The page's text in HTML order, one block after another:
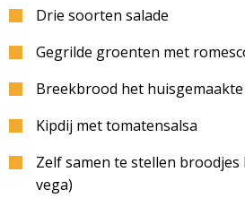
Drie soorten salade
Gegrilde groenten met
Breekbrood het
Kipdij met tomatensalsa
Zelf samen te stellen
vega)